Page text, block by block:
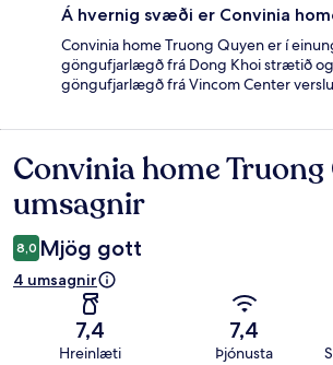
Á hvernig svæði er Convinia
Convinia home Truong Quyen er í
göngufjarlægð frá Dong Khoi strætið og
göngufjarlægð frá Vincom Center
Umsagnir
Convinia home
umsagnir
8,0 Mjög gott
4 umsagnir
7,4
Hreinlæti
7,4
Þjónusta